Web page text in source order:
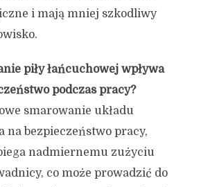
i mają mniej szkodliwy
piły łańcuchowej wpływa
podczas pracy?
smarowanie układu
na bezpieczeństwo pracy,
nadmiernemu zużyciu
co może prowadzić do